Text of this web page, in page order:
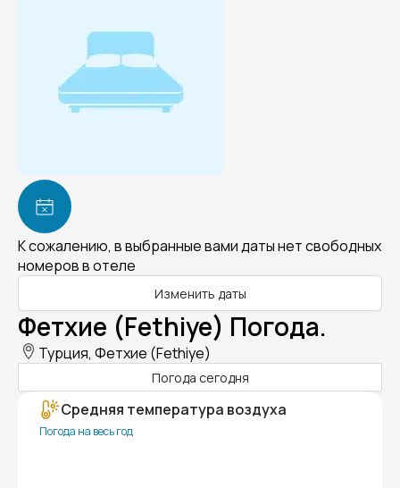
К сожалению, в выбранные вами даты нет свободных
номеров в отеле
Изменить даты
Фетхие (Fethiye) Погода.
Турция, Фетхие (Fethiye)
Погода сегодня
Средняя температура воздуха
Погода на весь год